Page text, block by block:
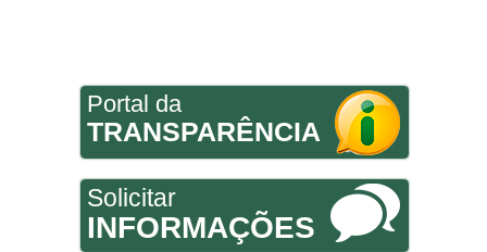
Portal da
TRANSPARÊNCIA
Solicitar
INFORMAÇÕES